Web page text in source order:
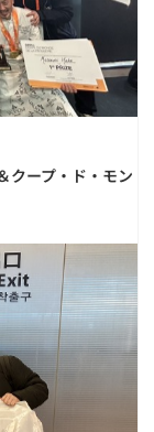
クープ・ド・モン